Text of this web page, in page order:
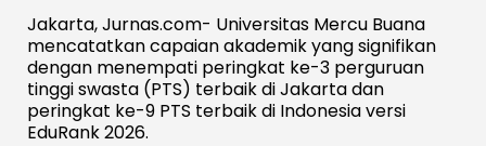
Jakarta, Jurnas.com- Universitas Mercu Buana
mencatatkan capaian akademik yang signifikan
dengan menempati peringkat ke-3 perguruan
tinggi swasta (PTS) terbaik di Jakarta dan
peringkat ke-9 PTS terbaik di Indonesia versi
EduRank 2026.